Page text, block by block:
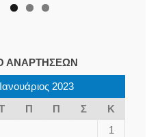
ΑΝΑΡΤΉΣΕΩΝ
Ιανουάριος 2023
Π Π Σ
Κ
1